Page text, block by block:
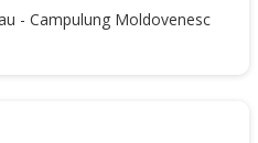
- Campulung Moldovenesc